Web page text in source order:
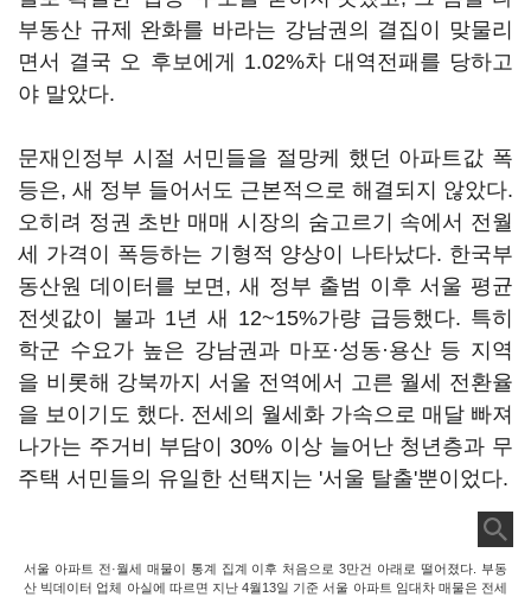
부동산 규제 완화를 바라는 강남권의 결집이 맞물리
면서 결국 오 후보에게 1.02%차 대역전패를 당하고
야 말았다.
문재인정부 시절 서민들을 절망케 했던 아파트값 폭
등은, 새 정부 들어서도 근본적으로 해결되지 않았다.
오히려 정권 초반 매매 시장의 숨고르기 속에서 전월
세 가격이 폭등하는 기형적 양상이 나타났다. 한국부
동산원 데이터를 보면, 새 정부 출범 이후 서울 평균
전셋값이 불과 1년 새 12~15%가량 급등했다. 특히
학군 수요가 높은 강남권과 마포·성동·용산 등 지역
을 비롯해 강북까지 서울 전역에서 고른 월세 전환율
을 보이기도 했다. 전세의 월세화 가속으로 매달 빠져
나가는 주거비 부담이 30% 이상 늘어난 청년층과 무
주택 서민들의 유일한 선택지는 '서울 탈출'뿐이었다.
서울 아파트 전·월세 매물이 통계 집계 이후 처음으로 3만건 아래로 떨어졌다. 부동
산 빅데이터 업체 아실에 따르면 지난 4월13일 기준 서울 아파트 임대차 매물은 전세